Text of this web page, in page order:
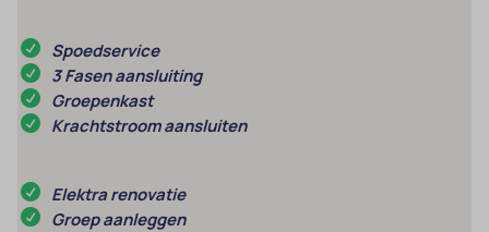
Spoedservice
3 Fasen aansluiting
Groepenkast
Krachtstroom aansluiten
Elektra renovatie
Groep aanleggen